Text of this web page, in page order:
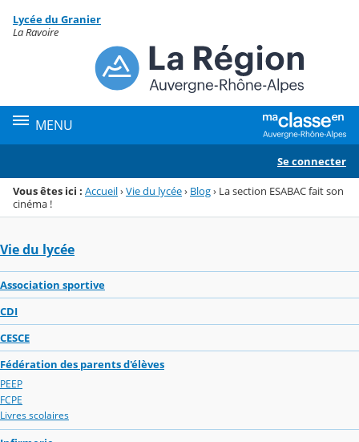
Menu de la rubrique
Contenu
Lycée du Granier
La Ravoire
MENU
Se connecter
Vous êtes ici : Accueil›Vie du lycée› Blog› La section ESABAC fait son
cinéma !
Vie du lycée
Association sportive
CDI
CESCE
Fédération des parents d'élèves
PEEP
FCPE
Livres scolaires